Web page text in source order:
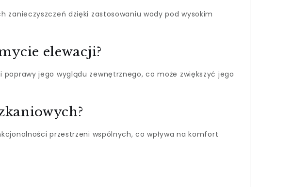
dzięki zastosowaniu wody pod wysokim
elewacji?
jego wyglądu zewnętrznego, co może zwiększyć jego
przestrzeni wspólnych, co wpływa na komfort